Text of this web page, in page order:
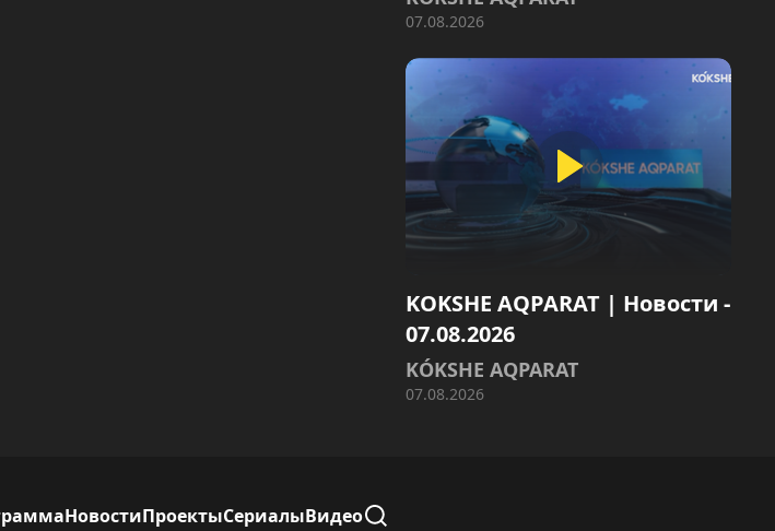
07.08.2026
KOKSHE AQPARAT | Новости -
07.08.2026
KÓKSHE AQPARAT
07.08.2026
НовостиПроектыСериалыВидео